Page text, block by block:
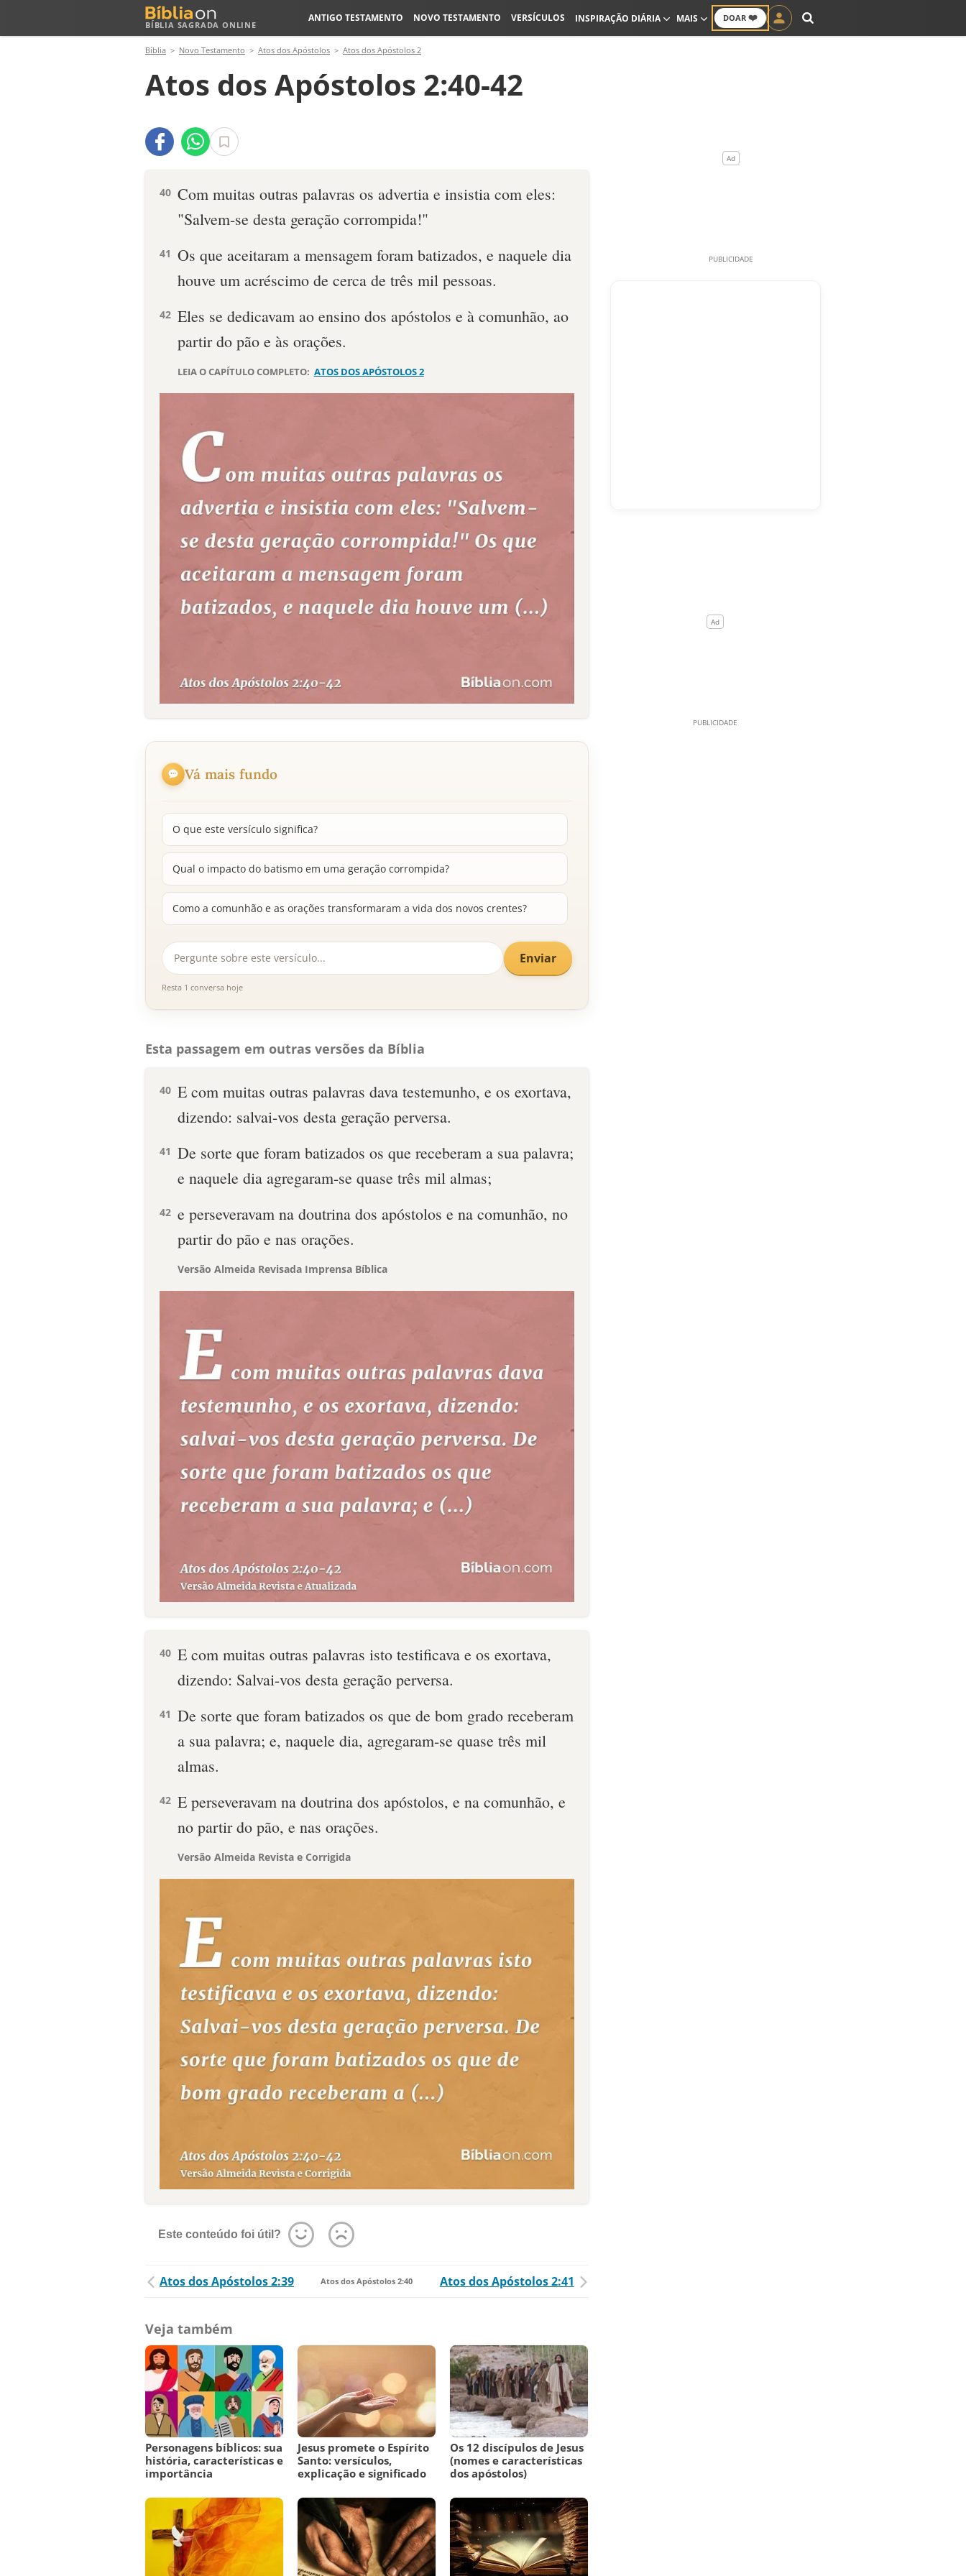
BÍBLIA SAGRADA ONLINE
DOAR ❤️
ANTIGO TESTAMENTO NOVO TESTAMENTO VERSÍCULOS INSPIRAÇÃO DIÁRIA MAIS
Bíblia Novo Testamento Atos dos Apóstolos Atos dos Apóstolos 2
Atos dos Apóstolos 2:40-42
40 Com muitas outras palavras os advertia e insistia com eles:
"Salvem-se desta geração corrompida!"
41 Os que aceitaram a mensagem foram batizados, e naquele dia
houve um acréscimo de cerca de três mil pessoas.
42 Eles se dedicavam ao ensino dos apóstolos e à comunhão, ao
partir do pão e às orações.
LEIA O CAPÍTULO COMPLETO: ATOS DOS APÓSTOLOS 2
Vá mais fundo
O que este versículo significa?
Qual o impacto do batismo em uma geração corrompida?
Como a comunhão e as orações transformaram a vida dos novos crentes?
Enviar
Resta 1 conversa hoje
Esta passagem em outras versões da Bíblia
40 E com muitas outras palavras dava testemunho, e os exortava,
dizendo: salvai-vos desta geração perversa.
41 De sorte que foram batizados os que receberam a sua palavra;
e naquele dia agregaram-se quase três mil almas;
42 e perseveravam na doutrina dos apóstolos e na comunhão, no
partir do pão e nas orações.
Versão Almeida Revisada Imprensa Bíblica
40 E com muitas outras palavras isto testificava e os exortava,
dizendo: Salvai-vos desta geração perversa.
41 De sorte que foram batizados os que de bom grado receberam
a sua palavra; e, naquele dia, agregaram-se quase três mil
almas.
42 E perseveravam na doutrina dos apóstolos, e na comunhão, e
no partir do pão, e nas orações.
Versão Almeida Revista e Corrigida
Este conteúdo foi útil?
Atos dos Apóstolos 2:39 Atos dos Apóstolos 2:40 Atos dos Apóstolos 2:41
Veja também
Personagens bíblicos: sua
história, características e
importância
Jesus promete o Espírito
Santo: versículos,
explicação e significado
Os 12 discípulos de Jesus
(nomes e características
dos apóstolos)